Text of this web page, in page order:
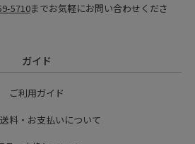
5710までお気軽にお問い合わせくださ
ガイド
ご利用ガイド
料・お支払いについて